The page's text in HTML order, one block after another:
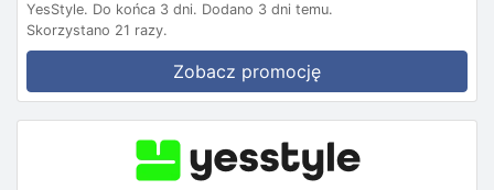
YesStyle. Do końca 3 dni. Dodano 3 dni temu.
Skorzystano 21 razy.
Zobacz promocję